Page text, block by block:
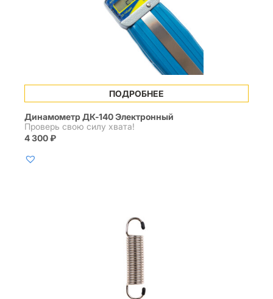
ПОДРОБНЕЕ
Динамометр ДК-140 Электронный
Проверь свою силу хвата!
4 300₽